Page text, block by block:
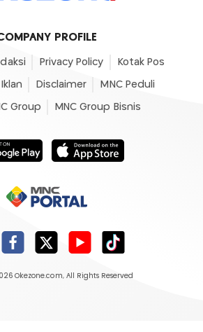
PROFILE
Privacy Policy Kotak Pos
Disclaimer MNC Peduli
Group MNC Group Bisnis
Okezone.com, All Rights Reserved